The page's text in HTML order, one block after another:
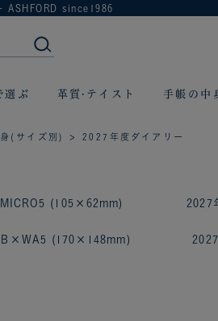
ASHFORD since1986
選ぶ 革質·テイスト 手帳の中
(サイズ別) > 2027年度ダイアリー
(105×62mm) 2027
(170×148mm)